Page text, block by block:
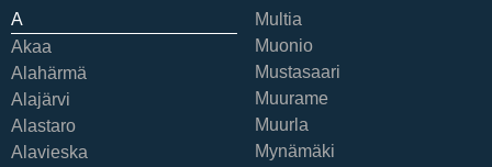
A
Akaa
Alahärmä
Alajärvi
Alastaro
Alavieska
Multia
Muonio
Mustasaari
Muurame
Muurla
Mynämäki